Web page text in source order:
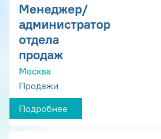
Менеджер/
администратор
отдела
продаж
Москва
Продажи
Подробнее